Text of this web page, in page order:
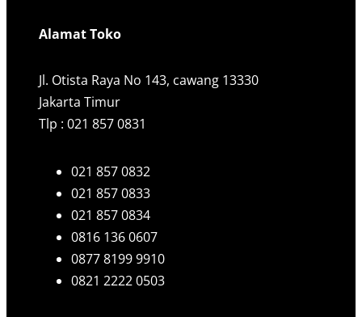
Alamat Toko
Jl. Otista Raya No 143, cawang 13330
Jakarta Timur
Tlp : 021 857 0831
021 857 0832
021 857 0833
021 857 0834
0816 136 0607
0877 8199 9910
0821 2222 0503